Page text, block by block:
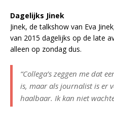
Dagelijks Jinek
Jinek, de talkshow van Eva
van 2015 dagelijks op de late
alleen op zondag dus.
“Collega’s zeggen me dat
is, maar als journalist is er
haalbaar. Ik kan niet